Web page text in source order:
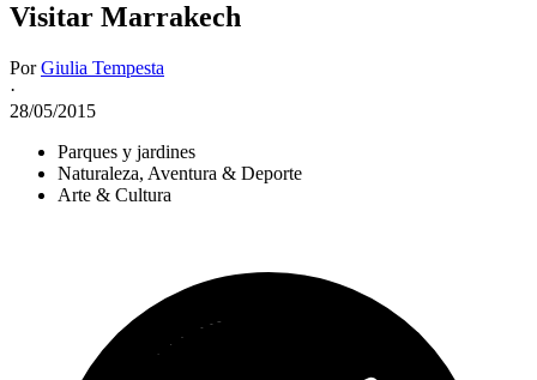
Visitar Marrakech
PorGiulia Tempesta
·
28/05/2015
Parques y jardines
Naturaleza, Aventura & Deporte
Arte & Cultura